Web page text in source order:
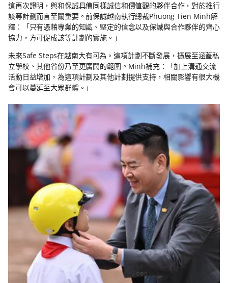
這再次證明，與和保誠具備同樣誠信和價值觀的夥伴合作，對於推行
該等計劃而言至關重要。前保誠越南執行總裁Phuong Tien Minh解
釋：「只有憑藉專業的知識、堅定的信念以及保誠與合作夥伴的齊心
協力，方可促成該等計劃的實施。」
未來Safe Steps在越南大有可為。這項計劃不斷發展，擴展至涵蓋私
立學校、其他省份乃至更廣闊的範圍。Minh補充：「加上溝通交流
活動日益增加，為這項計劃及其他計劃提供支持，相關影響有很大機
會可以蔓延至大眾群體。」